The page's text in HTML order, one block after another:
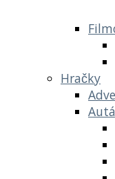
Hračky